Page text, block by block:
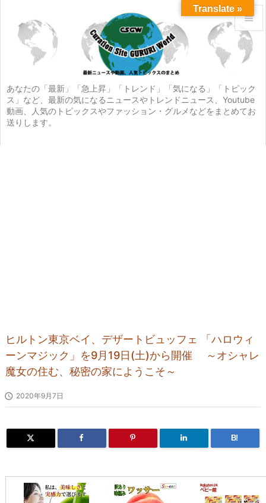
あなたの「最新」「急上昇」「トレンド」「気になる」「トピック
ス」など、最新の気になるニュースやトレンドニュース、Youtube
動画、人気のトピックスやファッション・グルメなどをまとめてお
送りします。


メニュ
サイド

前へ
ヒルトン東京ベイ、デザートビュッフェ 「ハロウィ
ーンマジック」を9月19日(土)から開催 ～オシャレ
魔女の住む、秘密の家にようこそ～
 2020年9月7日
B!
Translate »